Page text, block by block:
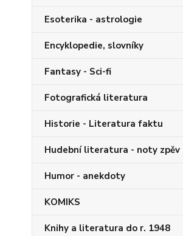
Esoterika - astrologie
Encyklopedie, slovníky
Fantasy - Sci-fi
Fotografická literatura
Historie - Literatura faktu
Hudební literatura - noty zpěv
Humor - anekdoty
KOMIKS
Knihy a literatura do r. 1948